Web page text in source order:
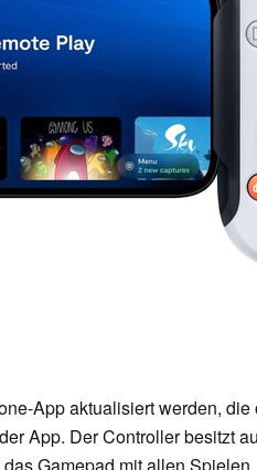
App aktualisiert werden, die
App. Der Controller besitzt